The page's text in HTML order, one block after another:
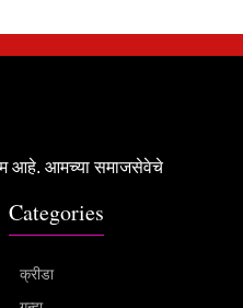
आहे. आमच्या समाजसेवेचे
Categories
क्रीडा